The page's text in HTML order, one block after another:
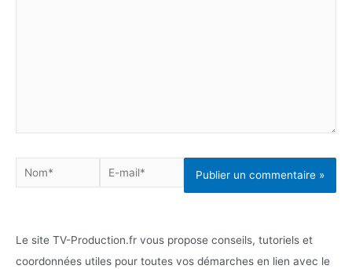
Nom*
E-
mail*
Le site TV-Production.fr vous propose conseils, tutoriels et
coordonnées utiles pour toutes vos démarches en lien avec le